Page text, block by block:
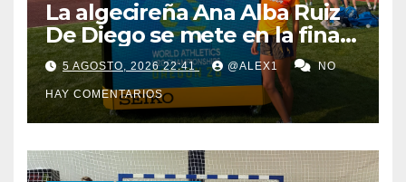
La algecireña Ana Alba Ruiz
De Diego se mete en la final
del Mundial Sub-20 con el
Relevo Mixto de 4×400
5 AGOSTO, 2026 22:41 @ALEX1 NO
HAY COMENTARIOS